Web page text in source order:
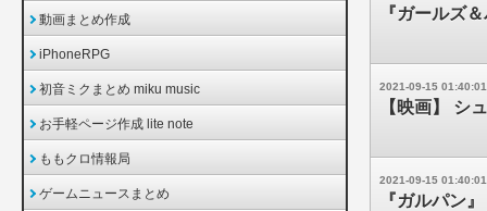
『ガールズ
2021-09-15 01:40:01
【映画】 シ
2021-09-15 01:40:01
『ガルパン
動画まとめ作成
iPhoneRPG
初音ミクまとめ miku music
お手軽ページ作成 lite note
ももクロ情報局
ゲームニュースまとめ